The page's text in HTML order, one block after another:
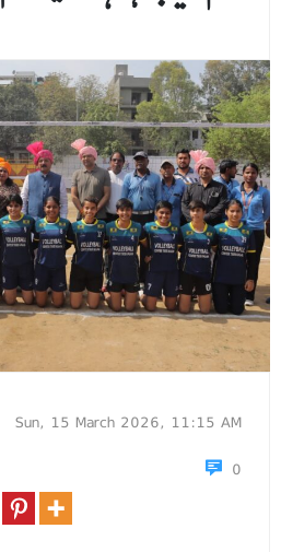
Sun, 15 March 2026, 11:15 AM
0